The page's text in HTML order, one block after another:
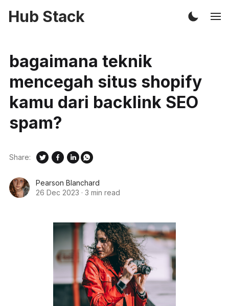
Hub Stack
bagaimana teknik
mencegah situs shopify
kamu dari backlink SEO
spam?
Pearson Blanchard
26 Dec 2023 · 3 min read
Share: